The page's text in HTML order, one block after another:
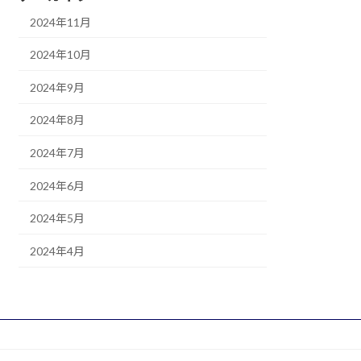
2024年11月
2024年10月
2024年9月
2024年8月
2024年7月
2024年6月
2024年5月
2024年4月